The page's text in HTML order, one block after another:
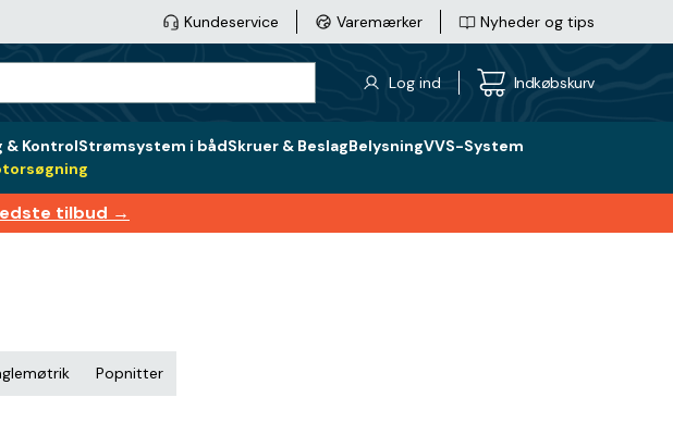
Kundeservice Varemærker Nyheder og tips
Log ind Indkøbskurv
& KontrolStrømsystem i bådSkruer & BeslagBelysningVVS-System
tilbud →
Popnitter